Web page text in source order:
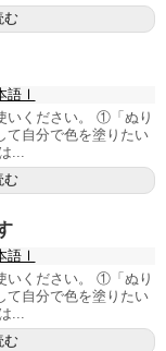
む
語Ⅰ
いください。 ①「ぬり
て自分で色を塗りたい
...
む
語Ⅰ
いください。 ①「ぬり
て自分で色を塗りたい
...
む